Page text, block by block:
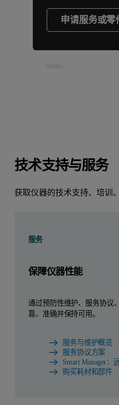
申请服务或零
技术支持与服务
获取仪器的技术支持、培训
服务
保障仪器性能
通过预防性维护、服务协议
靠、准确并保持可用。
服务与维护概览
服务协议方案
Smart Manager：
购买耗材和部件